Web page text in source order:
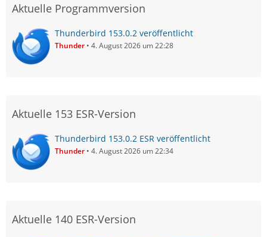
Aktuelle Programmversion
Thunderbird 153.0.2 veröffentlicht
Thunder 4. August 2026 um 22:28
Aktuelle 153 ESR-Version
Thunderbird 153.0.2 ESR veröffentlicht
Thunder 4. August 2026 um 22:34
Aktuelle 140 ESR-Version